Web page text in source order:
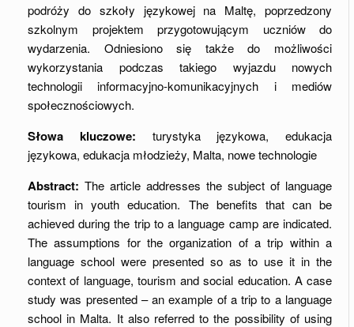
podróży do szkoły językowej na Maltę, poprzedzony
szkolnym projektem przygotowującym uczniów do
wydarzenia. Odniesiono się także do możliwości
wykorzystania podczas takiego wyjazdu nowych
technologii informacyjno-komunikacyjnych i mediów
społecznościowych.
Słowa kluczowe: turystyka językowa, edukacja
językowa, edukacja młodzieży, Malta, nowe technologie
Abstract: The article addresses the subject of language
tourism in youth education. The benefits that can be
achieved during the trip to a language camp are indicated.
The assumptions for the organization of a trip within a
language school were presented so as to use it in the
context of language, tourism and social education. A case
study was presented – an example of a trip to a language
school in Malta. It also referred to the possibility of using